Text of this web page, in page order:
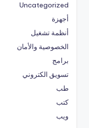
Uncategorized
أجهزة
أنظمة تشغيل
الخصوصية والأمان
برامج
تسويق الكتروني
طب
كتب
ويب